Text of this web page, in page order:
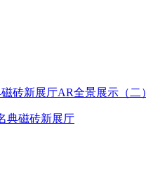
典磁砖新展厅